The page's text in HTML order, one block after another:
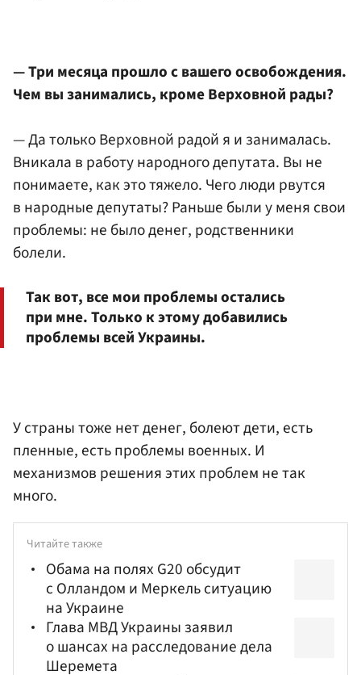
— Три месяца прошло с вашего освобождения.
Чем вы занимались, кроме Верховной рады?
— Да только Верховной радой я и занималась.
Вникала в работу народного депутата. Вы не
понимаете, как это тяжело. Чего люди рвутся
в народные депутаты? Раньше были у меня свои
проблемы: не было денег, родственники
болели.
Так вот, все мои проблемы остались
при мне. Только к этому добавились
проблемы всей Украины.
У страны тоже нет денег, болеют дети, есть
пленные, есть проблемы военных. И
механизмов решения этих проблем не так
много.
Читайте также
Обама на полях G20 обсудит
с Олландом и Меркель ситуацию
на Украине
Глава МВД Украины заявил
о шансах на расследование дела
Шеремета